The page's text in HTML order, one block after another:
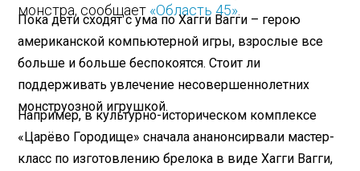
монстра, сообщает «Область 45»
Пока дети сходят с ума по Хагги Вагги – герою
американской компьютерной игры, взрослые все
больше и больше беспокоятся. Стоит ли
поддерживать увлечение несовершеннолетних
монструозной игрушкой.
Например, в культурно-историческом комплексе
«Царёво Городище» сначала ананонсирвали мастер-
класс по изготовлению брелока в виде Хагги Вагги,